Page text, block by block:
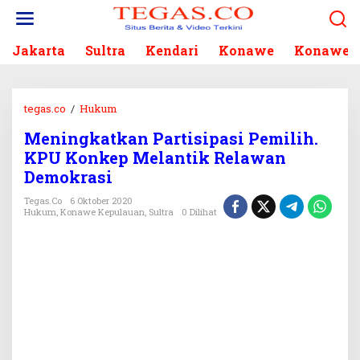
Jakarta Sultra Kendari Konawe Konawe
tegas.co / Hukum
n
i
k
Meningkatkan Partisipasi Pemilih.
KPU Konkep Melantik Relawan
Demokrasi
Tegas.co
6 Oktober 2020
Hukum, Konawe Kepulauan, Sultra 0 Dilihat